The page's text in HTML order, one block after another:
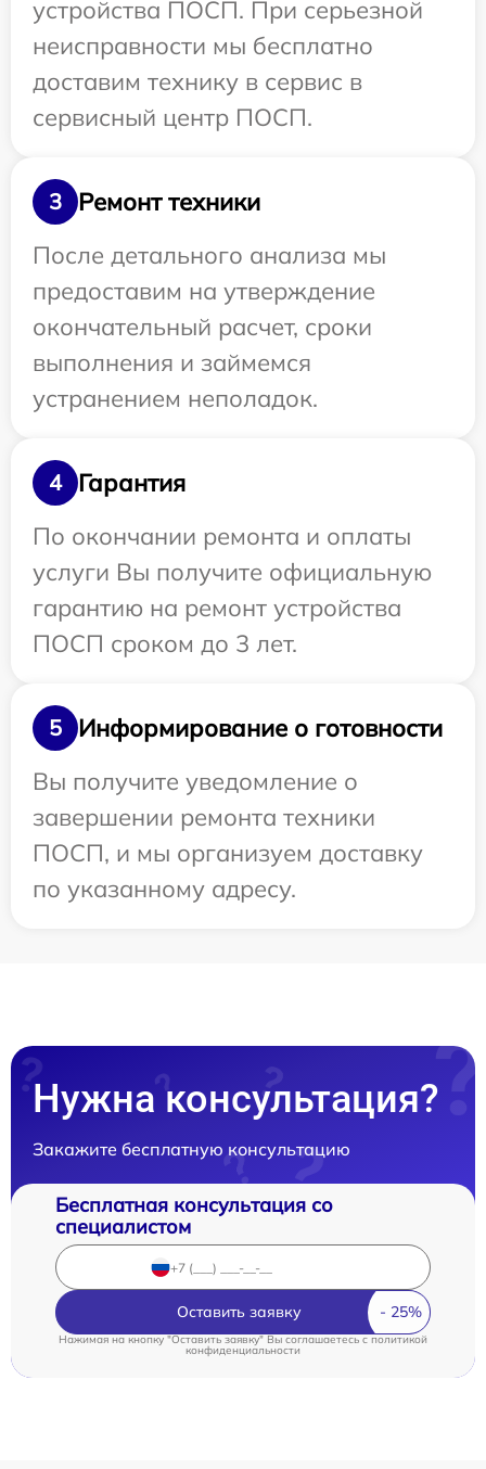
устройства ПОСП. При серьезной
неисправности мы бесплатно
доставим технику в сервис в
сервисный центр ПОСП.
3
Ремонт техники
После детального анализа мы
предоставим на утверждение
окончательный расчет, сроки
выполнения и займемся
устранением неполадок.
4
Гарантия
По окончании ремонта и оплаты
услуги Вы получите официальную
гарантию на ремонт устройства
ПОСП сроком до 3 лет.
5
Информирование о готовности
Вы получите уведомление о
завершении ремонта техники
ПОСП, и мы организуем доставку
по указанному адресу.
Нужна консультация?
Закажите бесплатную консультацию
Бесплатная консультация со
специалистом
Оставить заявку
Нажимая на кнопку "Оставить заявку" Вы соглашаетесь c политикой
конфиденциальности